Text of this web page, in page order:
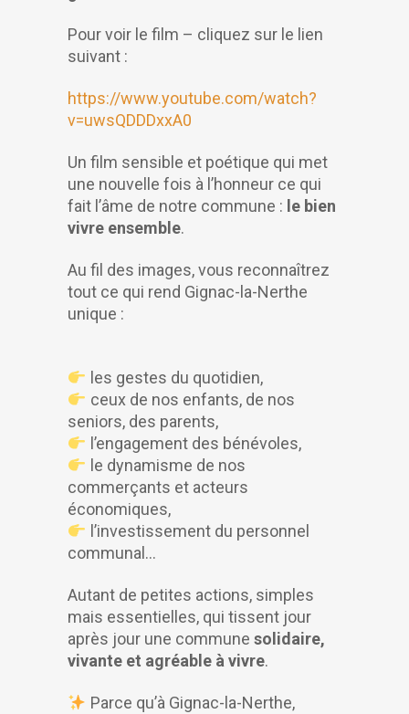
Pour voir le film – cliquez sur le lien
suivant :
https://www.youtube.com/watch?
v=uwsQDDDxxA0
Un film sensible et poétique qui met
une nouvelle fois à l’honneur ce qui
fait l’âme de notre commune : le bien
vivre ensemble.
Au fil des images, vous reconnaîtrez
tout ce qui rend Gignac-la-Nerthe
unique :
les gestes du quotidien,
ceux de nos enfants, de nos
seniors, des parents,
l’engagement des bénévoles,
le dynamisme de nos
commerçants et acteurs
économiques,
l’investissement du personnel
communal…
Autant de petites actions, simples
mais essentielles, qui tissent jour
après jour une commune solidaire,
vivante et agréable à vivre.
Parce qu’à Gignac-la-Nerthe,